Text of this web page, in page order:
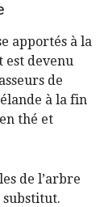
apportés à la
est devenu
de
à la fin
thé et
de l’arbre
substitut.